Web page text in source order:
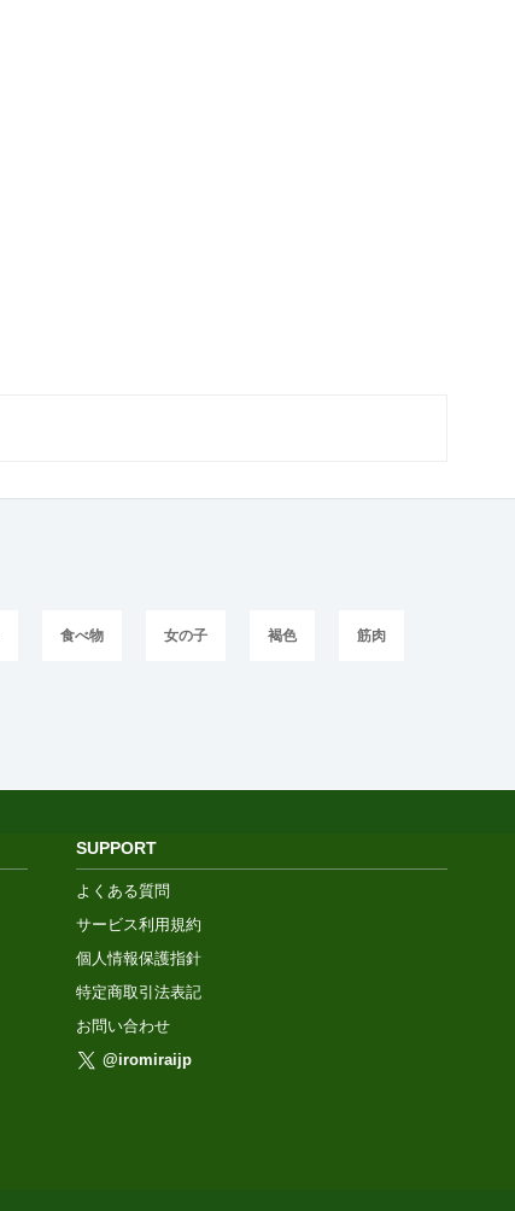
食べ物 女の子 褐色 筋肉
SUPPORT
よくある質問
サービス利用規約
個人情報保護指針
特定商取引法表記
お問い合わせ
@iromiraijp